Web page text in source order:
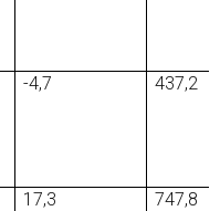
-4,7 437,2
17,3 747,8